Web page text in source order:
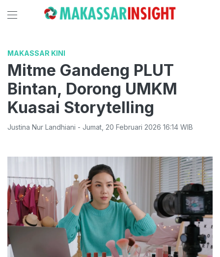
MAKASSAR KINI
Mitme Gandeng PLUT
Bintan, Dorong UMKM
Kuasai Storytelling
Justina Nur Landhiani - Jumat 20 Februari 2026 16:14 WIB